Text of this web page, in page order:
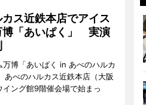
ス近鉄本店でアイス
博「あいぱく」 実演
万博「あいぱく in あべのハルカ
あべのハルカス近鉄本店（大阪
イング館9階催会場で始まっ